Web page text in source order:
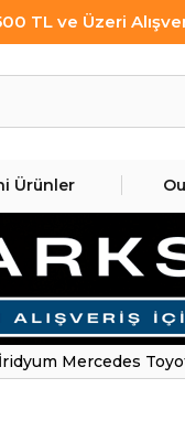
TL ve Üzeri
Ürünler
Mercedes